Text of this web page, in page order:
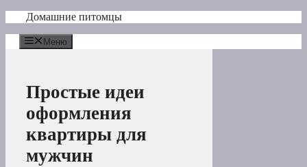
Перейти
содержимому
Домашние питомцы
Меню
Простые идеи
оформления
квартиры для
мужчин